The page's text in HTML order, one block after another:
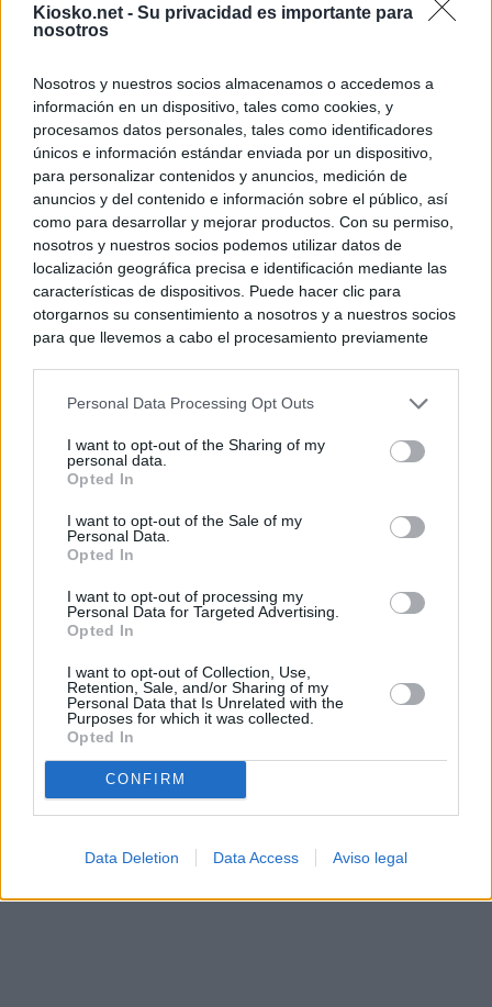
Kiosko.net - Su privacidad es importante para
nosotros
Nosotros y nuestros socios almacenamos o accedemos a
información en un dispositivo, tales como cookies, y
procesamos datos personales, tales como identificadores
únicos e información estándar enviada por un dispositivo,
para personalizar contenidos y anuncios, medición de
anuncios y del contenido e información sobre el público, así
como para desarrollar y mejorar productos. Con su permiso,
nosotros y nuestros socios podemos utilizar datos de
localización geográfica precisa e identificación mediante las
características de dispositivos. Puede hacer clic para
otorgarnos su consentimiento a nosotros y a nuestros socios
para que llevemos a cabo el procesamiento previamente
negar su consentimiento. Tenga en cuenta que algún
de su consentimiento, pero usted tiene el derecho de
rechazar tal procesamiento. Sus preferencias se aplicarán
cualquier momento entrando de nuevo en este sitio web o
visitando nuestra política de privacidad.
Personal Data Processing Opt Outs
I want to opt-out of the Sharing of my
personal data.
Opted In
I want to opt-out of the Sale of my
Personal Data.
Opted In
I want to opt-out of processing my
Personal Data for Targeted Advertising.
Opted In
I want to opt-out of Collection, Use,
Retention, Sale, and/or Sharing of my
Personal Data that Is Unrelated with the
Purposes for which it was collected.
Opted In
CONFIRM
Data Deletion Data Access Aviso legal